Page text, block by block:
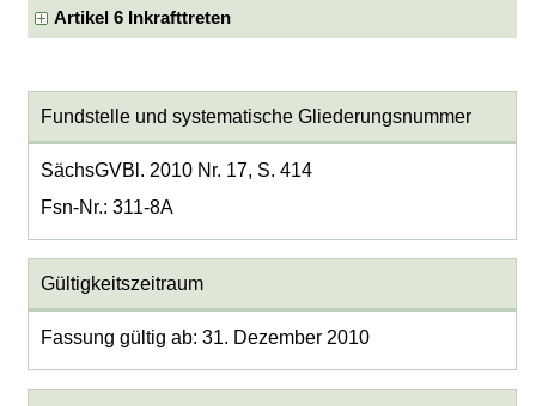
Artikel 6 Inkrafttreten
Fundstelle und systematische Gliederungsnummer
SächsGVBl. 2010 Nr. 17, S. 414
Fsn-Nr.: 311-8A
Gültigkeitszeitraum
Fassung gültig ab: 31. Dezember 2010